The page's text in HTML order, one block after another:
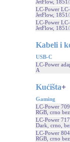
JetFlow,
LC-Power
JetFlow,
LC-Power
JetFlow,
Kabeli i
USB-C
LC-Power
A
Kućišta+
Gaming
LC-Power
RGB, crno bez
LC-Power
Dark, crno,
LC-Power
RGB, crno bez